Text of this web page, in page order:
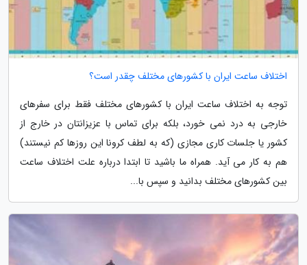
اختلاف ساعت ایران با کشورهای مختلف چقدر است؟
توجه به اختلاف ساعت ایران با کشورهای مختلف فقط برای سفرهای
خارجی به درد نمی خورد، بلکه برای تماس با عزیزانتان در خارج از
کشور یا جلسات کاری مجازی (که به لطف کرونا این روزها کم نیستند)
هم به کار می آید. همراه ما باشید تا ابتدا درباره علت اختلاف ساعت
بین کشورهای مختلف بدانید و سپس با...